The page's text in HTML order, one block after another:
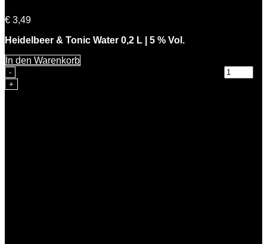
€ 3,49
Heidelbeer & Tonic Water 0,2 L | 5 % Vol.
In den Warenkorb